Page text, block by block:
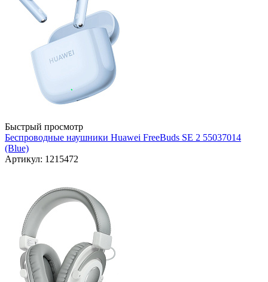
Быстрый просмотр
Беспроводные наушники Huawei FreeBuds SE 2 55037014
(Blue)
Артикул: 1215472